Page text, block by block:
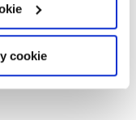
cookie